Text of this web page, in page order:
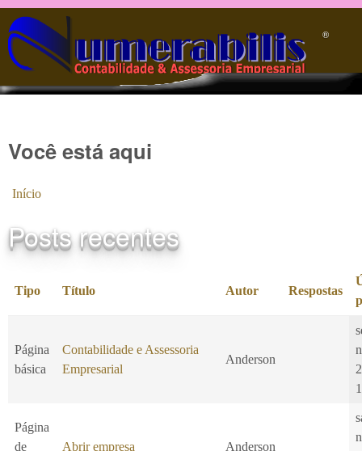
Pular para o conteúdo principal
®️
Você está aqui
Início
Posts recentes
Tipo Título Autor Respostas
Página
básica
Contabilidade e Assessoria
Empresarial
Anderson
Página
de
Abrir empresa Anderson